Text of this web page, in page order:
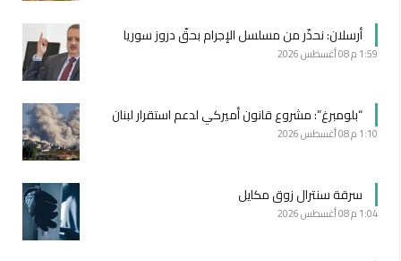
أرسلان: نحذّر من مسلسل الإجرام بحقّ دروز سوريا
1:59 م 08 أغسطس 2026
“بلومبرغ”: مشروع قانون أميركي لدعم استقرار لبنان
1:10 م 08 أغسطس 2026
سرقة سنترال زوق مكايل
1:04 م 08 أغسطس 2026